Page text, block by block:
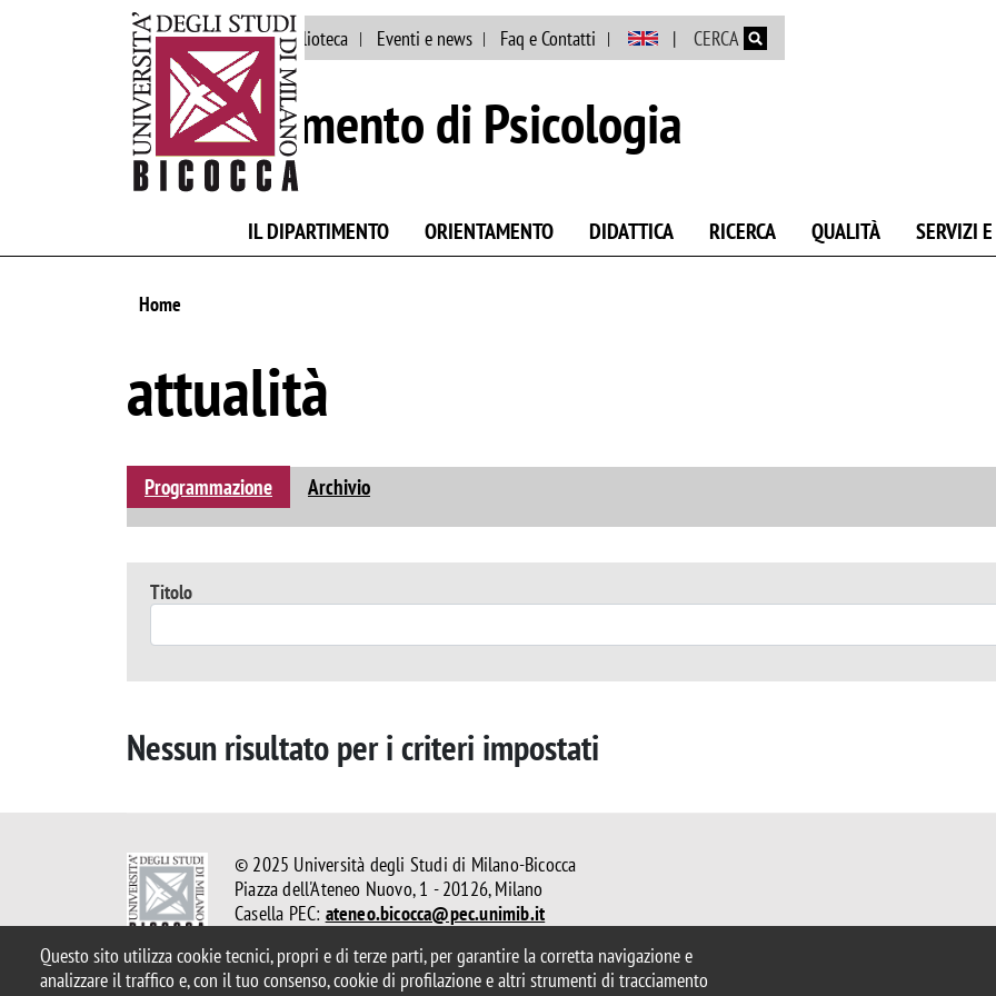
Salta al contenuto principale
Questo sito utilizza cookie tecnici, propri e di terze parti, per garantire la corretta navigazione e
analizzare il traffico e, con il tuo consenso, cookie di profilazione e altri strumenti di tracciamento
Ateneo Staff Biblioteca Eventi e news Faq e Contatti CERCA
Dipartimento di Psicologia
IL DIPARTIMENTO ORIENTAMENTO DIDATTICA RICERCA QUALITÀ SERVIZI
Home
attualità
Programmazione Archivio
Titolo
Nessun risultato per i criteri impostati
© 2025 Università degli Studi di Milano-Bicocca
Piazza dell'Ateneo Nuovo, 1 - 20126, Milano
Casella PEC: ateneo.bicocca@pec.unimib.it